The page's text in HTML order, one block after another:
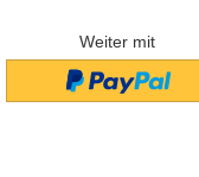
Weiter mit